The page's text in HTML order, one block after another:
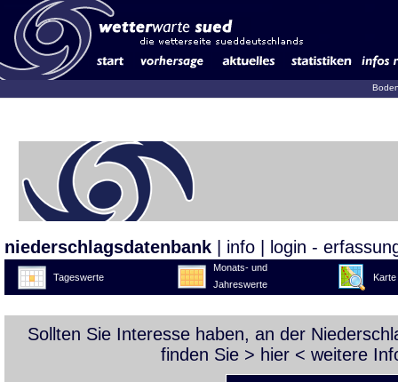
niederschlagsdatenbank info login -
Tageswerte
Monats- und
Jahreswerte
Karte
Sollten Sie Interesse haben, an der
finden Sie > hier < weitere